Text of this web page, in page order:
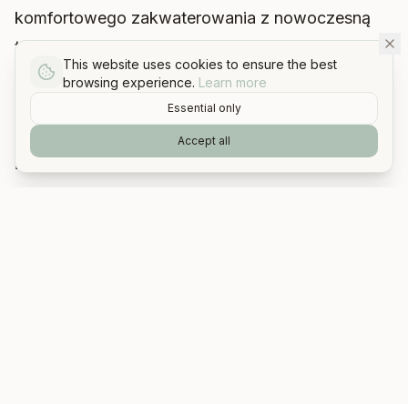
This website uses cookies to ensure the best
browsing experience. Learn more
Essential only
Accept all
komfortowego zakwaterowania z nowoczesną
technologią treningową może zmienić Twoją
podróż!
Zapraszamy do Gorzowa Wielkopolskiego –
czekamy na Ciebie z otwartymi ramionami i
innowacyjnymi udogodnieniami!